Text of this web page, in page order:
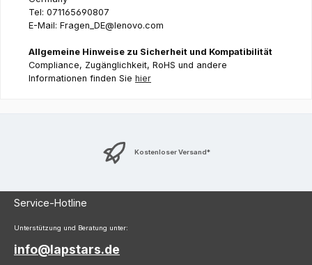
Tel: 071165690807
E-Mail: Fragen_DE@lenovo.com
Allgemeine Hinweise zu Sicherheit und Kompatibilität
Compliance, Zugänglichkeit, RoHS und andere
Informationen finden Sie hier
Kostenloser Versand*
Service-Hotline
Unterstützung und Beratung unter:
info@lapstars.de